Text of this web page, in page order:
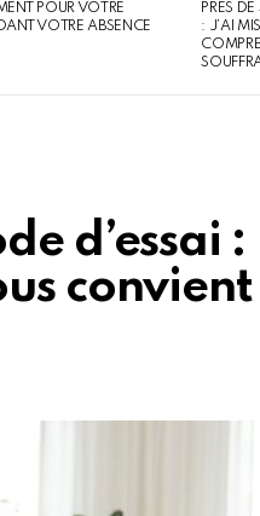
POUR VOTRE
VOTRE ABSENCE
PRÈS
: J’AI
d’essai :
convient